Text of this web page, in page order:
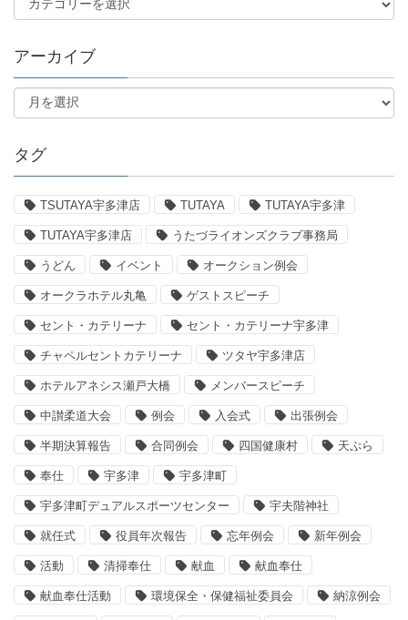
アーカイブ
タグ
TSUTAYA宇多津店 TUTAYA TUTAYA宇多津
TUTAYA宇多津店 うたづライオンズクラブ事務局
うどん イベント オークション例会
オークラホテル丸亀 ゲストスピーチ
セント・カテリーナ セント・カテリーナ宇多津
チャペルセントカテリーナ ツタヤ宇多津店
ホテルアネシス瀬戸大橋 メンバースピーチ
中讃柔道大会 例会 入会式 出張例会
半期決算報告 合同例会 四国健康村 天ぷら
奉仕 宇多津 宇多津町
宇多津町デュアルスポーツセンター 宇夫階神社
就任式 役員年次報告 忘年例会 新年例会
活動 清掃奉仕 献血 献血奉仕
献血奉仕活動 環境保全・保健福祉委員会 納涼例会